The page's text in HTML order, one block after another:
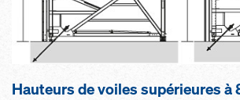
Hau­teurs de voiles su­pé­rieures à